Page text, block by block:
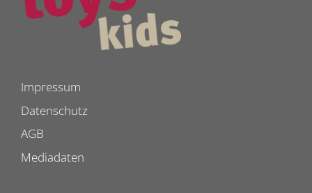
Impressum
Datenschutz
AGB
Mediadaten